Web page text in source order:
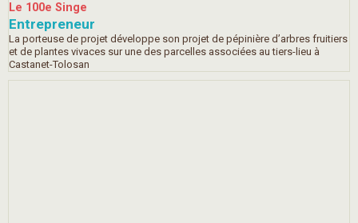
Le 100e Singe
Entrepreneur
La porteuse de projet développe son projet de pépinière d’arbres fruitiers
et de plantes vivaces sur une des parcelles associées au tiers-lieu à
Castanet-Tolosan